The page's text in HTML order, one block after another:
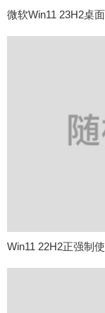
微软Win11 23H2桌
Win11 22H2正强制